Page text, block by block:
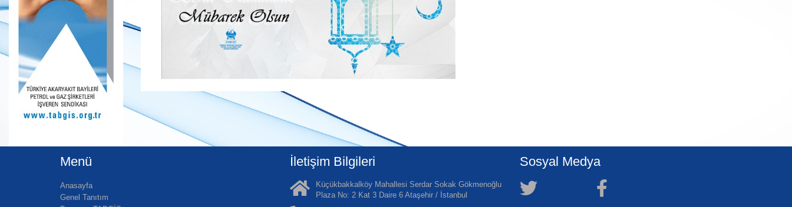
Menü
Anasayfa
Genel Tanıtım
İletişim Bilgileri
Küçükbakkalköy Mahallesi Serdar Sokak Gökmenoğlu
Plaza No: 2 Kat 3 Daire 6 Ataşehir / İstanbul
Sosyal Medya